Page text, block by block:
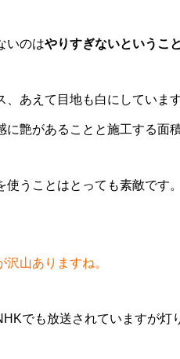
いのはやりすぎないということ
あえて目地も白にしています
艶があることと施工する面
使うことはとっても素敵で
山ありますね。
でも放送されていますが灯